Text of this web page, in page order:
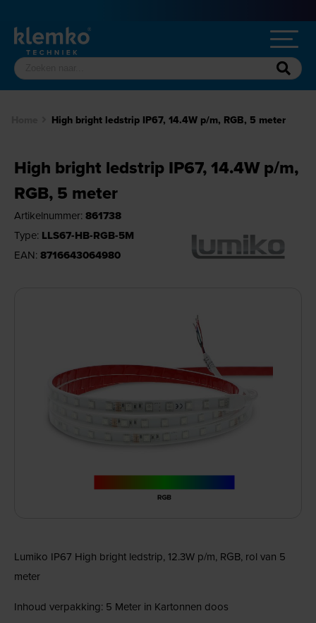
High bright ledstrip IP67, 14.4W p/m, RGB, 5 meter
High bright ledstrip IP67, 14.4W p/m,
RGB, 5 meter
Artikelnummer: 861738
Type: LLS67-HB-RGB-5M
EAN: 8716643064980
Lumiko IP67 High bright ledstrip, 12.3W p/m, RGB, rol van 5
meter
Inhoud verpakking: 5 Meter in Kartonnen doos